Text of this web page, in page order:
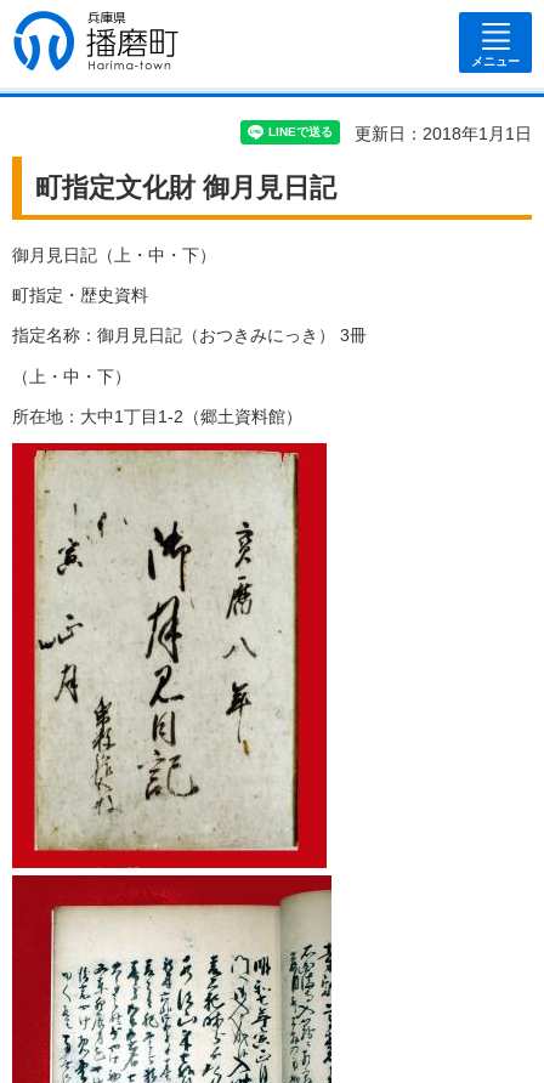
兵庫県 播磨
町
メニュー
更新日：2018年1月1日
町指定文化財 御月見日記
御月見日記（上・中・下）
町指定・歴史資料
指定名称：御月見日記（おつきみにっき） 3冊
（上・中・下）
所在地：大中1丁目1-2（郷土資料館）